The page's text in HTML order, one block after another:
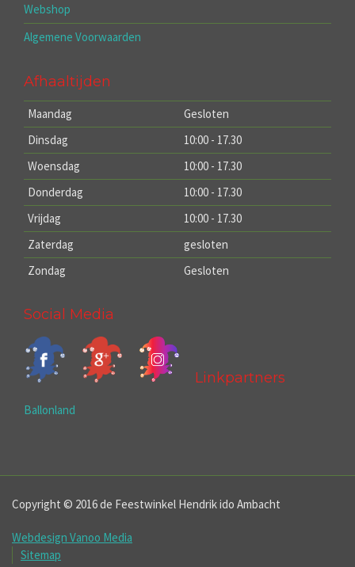
Webshop
Algemene Voorwaarden
Afhaaltijden
Maandag
Gesloten
Dinsdag
10:00 - 17.30
Woensdag
10:00 - 17.30
Donderdag
10:00 - 17.30
Vrijdag
10:00 - 17.30
Zaterdag
gesloten
Zondag
Gesloten
Social Media
Linkpartners
Ballonland
Copyright © 2016 de Feestwinkel Hendrik ido Ambacht
Webdesign Vanoo Media
Sitemap